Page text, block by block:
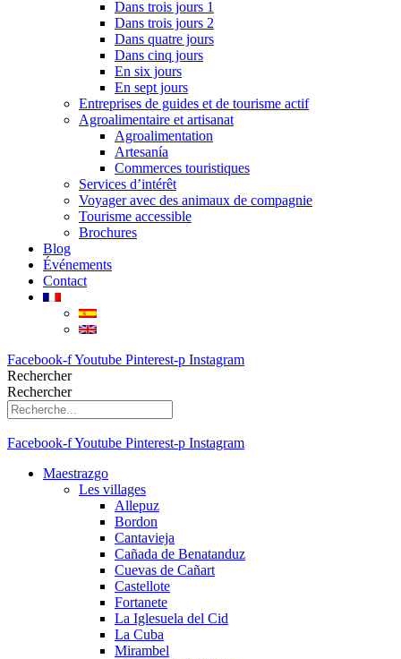
Dans trois jours 1
Dans trois jours 2
Dans quatre jours
Dans cinq jours
En six jours
En sept jours
Entreprises de guides et de tourisme actif
Agroalimentaire et artisanat
Agroalimentation
Artesanía
Commerces touristiques
Services d’intérêt
Voyager avec des animaux de compagnie
Tourisme accessible
Brochures
Blog
Événements
Contact
Facebook-fYoutube Pinterest-p Instagram
Rechercher
Rechercher
Facebook-fYoutube Pinterest-p Instagram
Maestrazgo
Les villages
Allepuz
Bordon
Cantavieja
Cañada de Benatanduz
Cuevas de Cañart
Castellote
Fortanete
La Iglesuela del Cid
La Cuba
Mirambel